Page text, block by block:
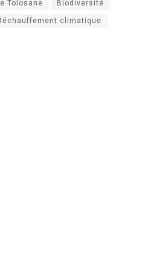
Tolosane Biodiversité
climatique